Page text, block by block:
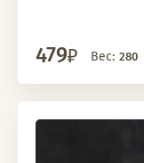
479 Вес: 280